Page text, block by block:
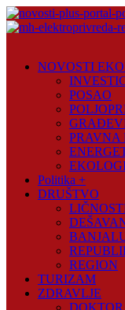
Skip
to
NOVOSTI
POSAO
PRAVNA
Politika +
DRUŠTVO
REGION
TURIZAM
ZDRAVLJE
DOKTOR